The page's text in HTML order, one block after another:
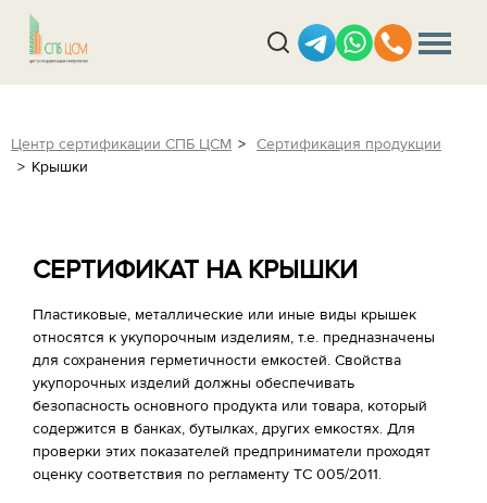
Центр сертификации СПБ ЦСМ
Сертификация продукции
Крышки
СЕРТИФИКАТ НА КРЫШКИ
Пластиковые, металлические или иные виды крышек
относятся к укупорочным изделиям, т.е. предназначены
для сохранения герметичности емкостей. Свойства
укупорочных изделий должны обеспечивать
безопасность основного продукта или товара, который
содержится в банках, бутылках, других емкостях. Для
проверки этих показателей предприниматели проходят
оценку соответствия по регламенту ТС 005/2011.